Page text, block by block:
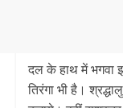
दल के हाथ में भगवा
तिरंगा भी है।